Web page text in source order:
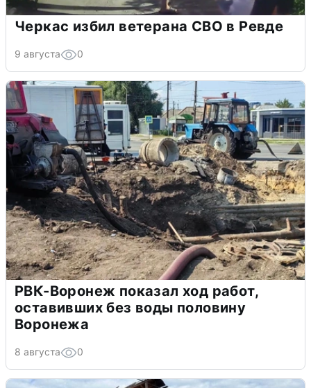
Черкас избил ветерана СВО в Ревде
9 августа 0
РВК-Воронеж показал ход работ,
оставивших без воды половину
Воронежа
8 августа 0